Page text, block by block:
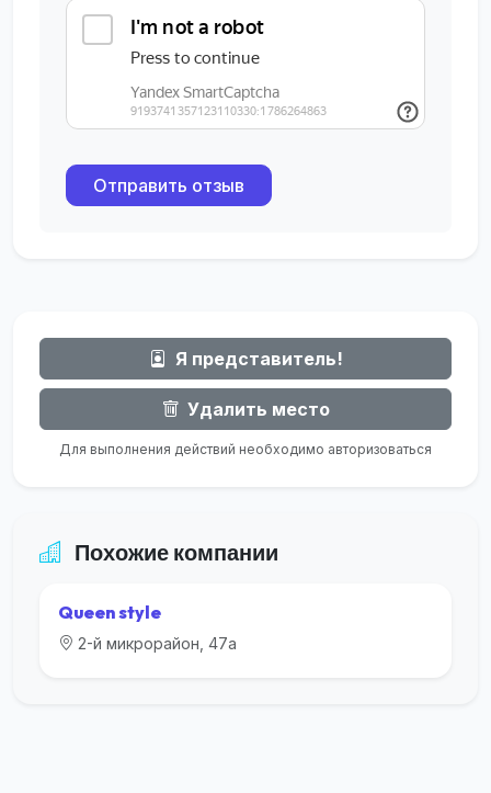
Отправить отзыв
Я представитель!
Удалить место
Для выполнения действий необходимо авторизоваться
Похожие компании
Queen style
2-й микрорайон, 47а